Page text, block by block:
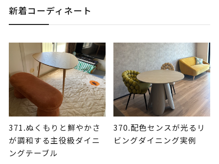
新着コーディネート
371.ぬくもりと鮮やかさ
が調和する主役級ダイニ
ングテーブル
370.配色センスが光るリ
ビングダイニング実例